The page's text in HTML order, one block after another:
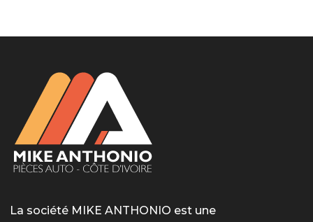
LotoMart
Бай Лото
escort barcelone
https://intimaties.net/es/category/woman-used-
used-panties-es/
eros houston
albanianescort
La société MIKE ANTHONIO est une